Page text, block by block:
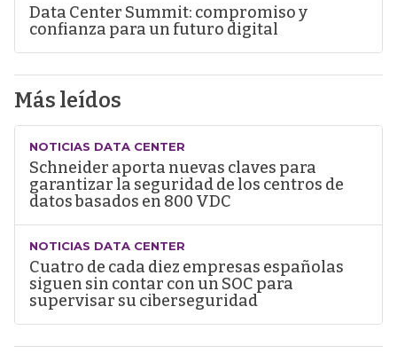
Data Center Summit: compromiso y
confianza para un futuro digital
Más leídos
NOTICIAS DATA CENTER
Schneider aporta nuevas claves para
garantizar la seguridad de los centros de
datos basados en 800 VDC
NOTICIAS DATA CENTER
Cuatro de cada diez empresas españolas
siguen sin contar con un SOC para
supervisar su ciberseguridad